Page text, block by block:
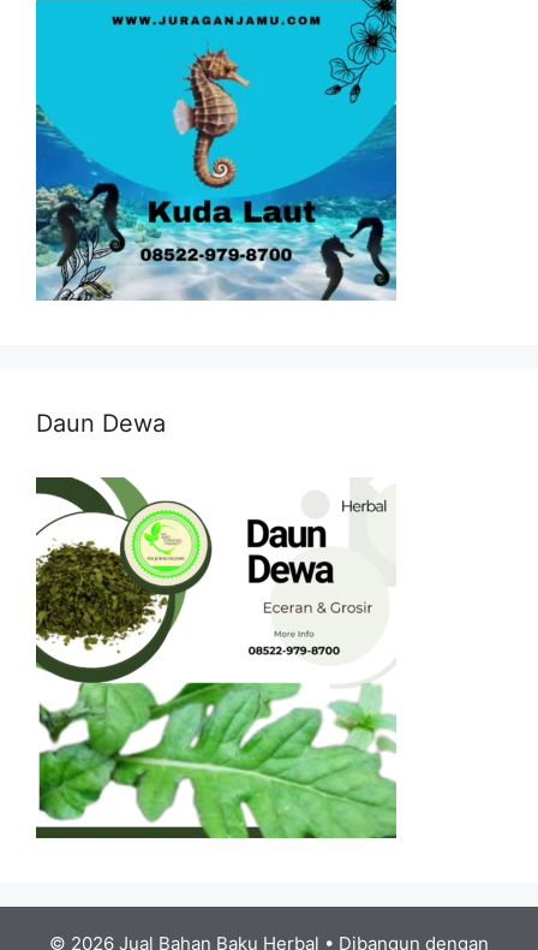
Daun Dewa
© 2026 Jual Bahan Baku Herbal • Dibangun dengan